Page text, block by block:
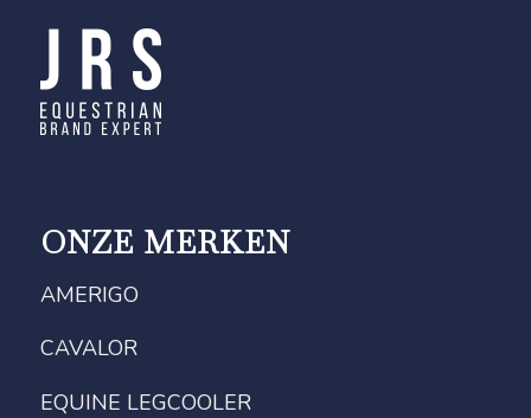
ONZE MERKEN
AMERIGO
CAVALOR
EQUINE LEGCOOLER